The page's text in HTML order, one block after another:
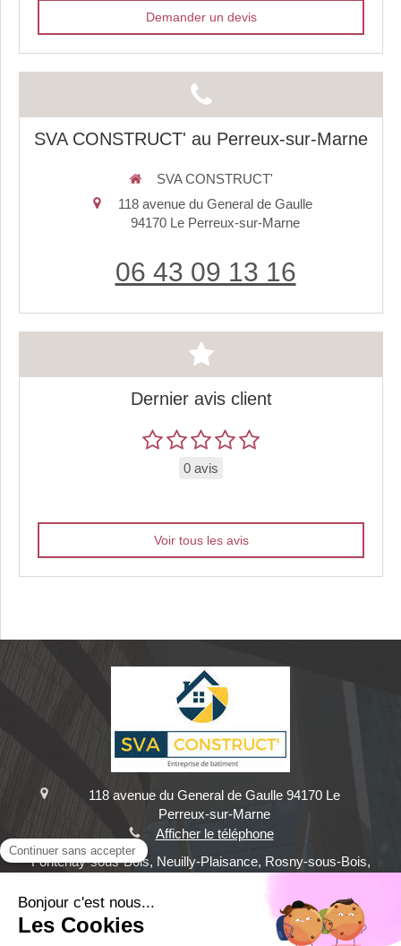
Demander un devis
SVA CONSTRUCT' au Perreux-sur-Marne
SVA CONSTRUCT'
118 avenue du General de Gaulle
94170 Le Perreux-sur-Marne
06 43 09 13 16
Dernier avis client
0 avis
Voir tous les avis
118 avenue du General de Gaulle 94170 Le
Perreux-sur-Marne
Afficher le téléphone
Fontenay-sous-Bois, Neuilly-Plaisance, Rosny-sous-Bois,
Villemomble, Champigny-sur-Marne, Villiers-sur-Marne,
Gagny, Noisy-le-Sec, Joinville-le-Pont